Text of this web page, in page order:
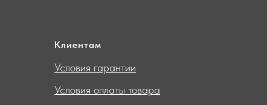
Клиентам
Условия гарантии
Условия оплаты товара